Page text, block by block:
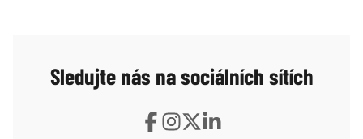
považují kvantové výpočty za jednu z nejdůležitějších
strategických oblastí příštích desetiletí.
Sledujte nás na sociálních sítích